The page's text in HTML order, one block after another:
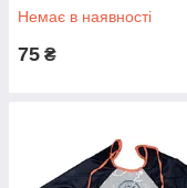
Немає в наявності
75 ₴